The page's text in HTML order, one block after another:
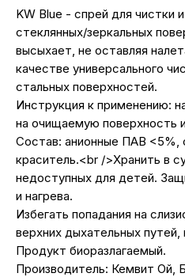
KW Blue - спрей для чистки
стеклянных/зеркальных
высыхает, не оставляя
качестве универсального
стальных поверхностей.
Инструкция к применению:
на очищаемую поверхность
Состав: анионные ПАВ <5%,
краситель.<br />Хранить в
недоступных для детей.
и нагрева.
Избегать попадания на
верхних дыхательных путей,
Продукт биоразлагаемый.
Производитель: Кемвит Ой,